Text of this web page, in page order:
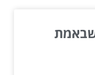
שבאמת